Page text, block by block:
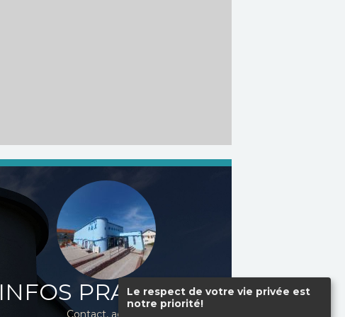
Le respect de votre vie privée est
notre priorité!
INFOS PRATIQUES
Contact, accès...